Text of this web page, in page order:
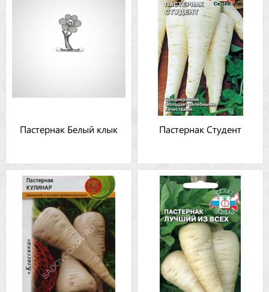
Пастернак Белый клык Пастернак Студент